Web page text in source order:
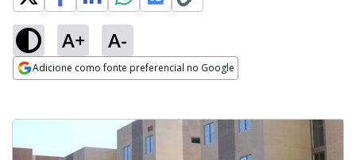
A+ A-
Adicione como fonte preferencial no Google